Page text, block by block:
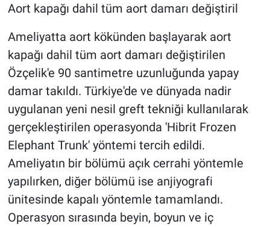
Aort kapağı dahil tüm aort damarı değiştiril
Ameliyatta aort kökünden başlayarak aort
kapağı dahil tüm aort damarı değiştirilen
Özçelik'e 90 santimetre uzunluğunda yapay
damar takıldı. Türkiye'de ve dünyada nadir
uygulanan yeni nesil greft tekniği kullanılarak
gerçekleştirilen operasyonda 'Hibrit Frozen
Elephant Trunk' yöntemi tercih edildi.
Ameliyatın bir bölümü açık cerrahi yöntemle
yapılırken, diğer bölümü ise anjiyografi
ünitesinde kapalı yöntemle tamamlandı.
Operasyon sırasında beyin, boyun ve iç